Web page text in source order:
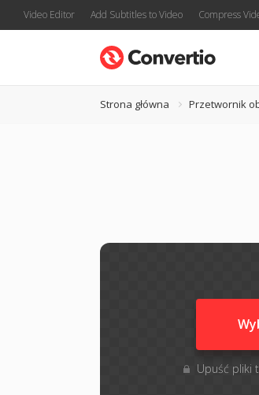
Video Editor Add Subtitles to Video Compress
Strona główna Przetwornik
Upuść pliki